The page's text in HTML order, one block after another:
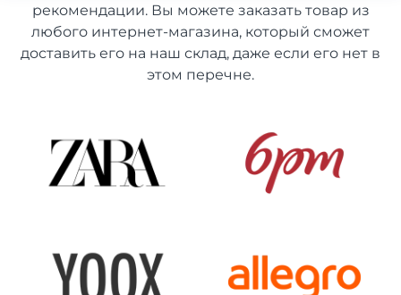
рекомендации. Вы можете заказать товар из
любого интернет-магазина, который сможет
доставить его на наш склад, даже если его нет в
этом перечне.